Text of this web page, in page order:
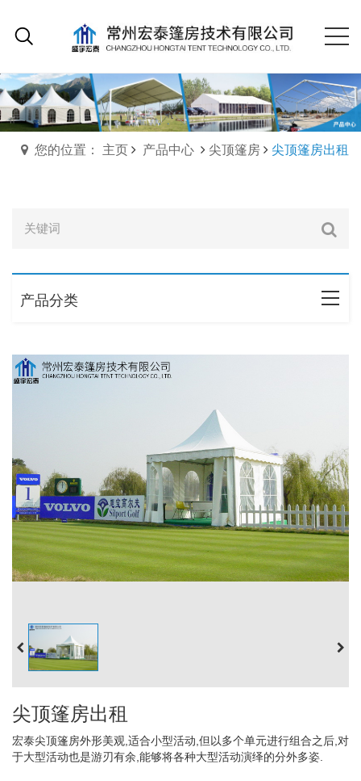
您的位置： 主页 产品中心 尖顶篷房 尖顶篷房出租
产品分类
尖顶篷房出租
宏泰尖顶篷房外形美观,适合小型活动,但以多个单元进行组合之后,对
于大型活动也是游刃有余,能够将各种大型活动演绎的分外多姿.